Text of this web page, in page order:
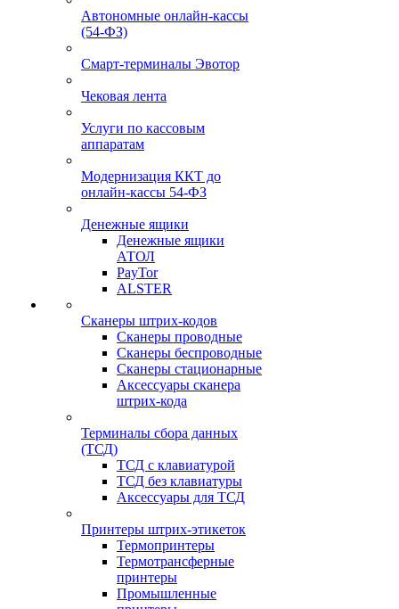
Автономные онлайн-кассы
(54-ФЗ)
Смарт-терминалы Эвотор
Чековая лента
Услуги по кассовым
аппаратам
Модернизация ККТ до
онлайн-кассы 54-ФЗ
Денежные ящики
Денежные ящики
АТОЛ
PayTor
ALSTER
Сканеры штрих-кодов
Сканеры проводные
Сканеры беспроводные
Сканеры стационарные
Аксессуары сканера
штрих-кода
Терминалы сбора данных
(ТСД)
ТСД с клавиатурой
ТСД без клавиатуры
Аксессуары для ТСД
Принтеры штрих-этикеток
Термопринтеры
Термотрансферные
принтеры
Промышленные